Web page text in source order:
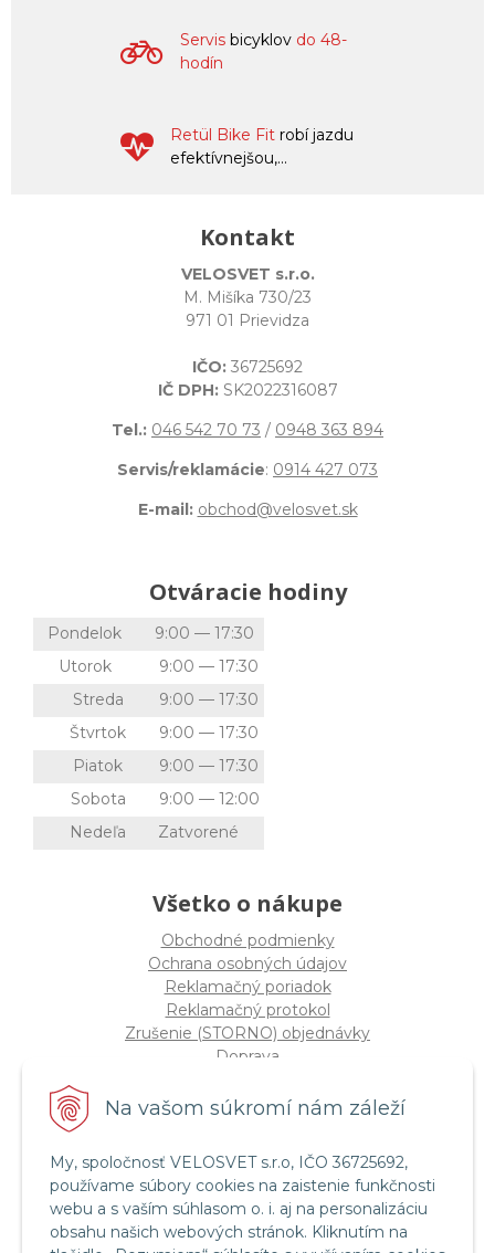
Na vašom súkromí nám záleží
My, spoločnosť VELOSVET s.r.o, IČO 36725692,
používame súbory cookies na zaistenie funkčnosti
webu a s vaším súhlasom o. i. aj na personalizáciu
obsahu našich webových stránok. Kliknutím na
Servis bicyklov do 48-
hodín
Retül Bike Fit robí jazdu
efektívnejšou,...
Kontakt
VELOSVET s.r.o.
M. Mišíka 730/23
971 01 Prievidza
IČO: 36725692
IČ DPH: SK2022316087
Tel.: 046 542 70 73 / 0948 363 894
Servis/reklamácie: 0914 427 073
E-mail: obchod@velosvet.sk
Otváracie hodiny
Pondelok
9:00 — 17:30
Utorok
9:00 — 17:30
Streda
9:00 — 17:30
Štvrtok
9:00 — 17:30
Piatok
9:00 — 17:30
Sobota
9:00 — 12:00
Nedeľa
Zatvorené
Všetko o nákupe
Obchodné podmienky
Ochrana osobných údajov
Reklamačný poriadok
Reklamačný protokol
Zrušenie (STORNO) objednávky
Doprava
Štatút súťaže "Vianoce 2025"
Servis a služby
Servis bicyklov a elektrobicyklov
Retül Bike Fit